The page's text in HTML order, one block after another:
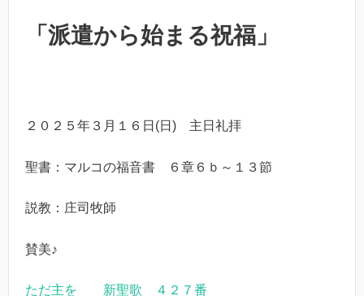
「派遣から始まる祝福」
２０２５年３月１６日(日) 主日礼拝
聖書：マルコの福音書 ６章６ｂ～１３節
説教：庄司牧師
賛美♪
ただ主を 新聖歌 ４２７番